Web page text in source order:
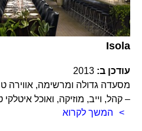
Isola
עודכן ב: 2013
מסעדה גדולה ומרשימה,
– קהל, וייב, מוזיקה, ואוכל איטלקי
המשך לקרוא